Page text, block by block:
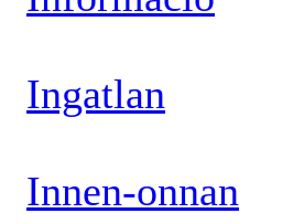
Ingatlan
Innen-onnan